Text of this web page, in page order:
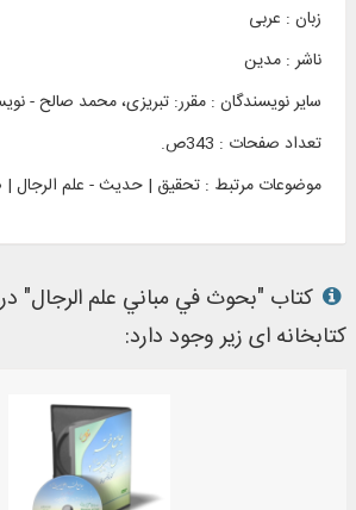
زبان : عربی
ناشر : مدين
سایر نویسندگان : مقرر: تبریزی، محمد صالح -
تعداد صفحات : 343ص.
موضوعات مرتبط : تحقیق | حدیث - علم الرجال
کتاب "بحوث في مباني علم الرجال" در
کتابخانه ای زیر وجود دارد: